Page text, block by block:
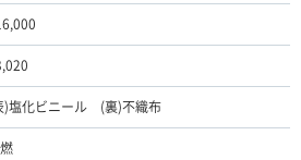
)塩化ビニール (裏)不織布